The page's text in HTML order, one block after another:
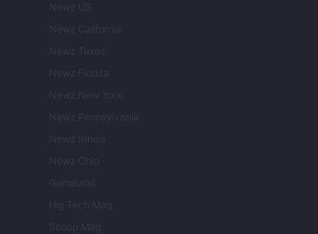
Newz US
Newz California
Newz Texas
Newz Florida
Newz New York
Newz Pennsylvania
Newz Illinois
Newz Ohio
Gameland
Hig Tech Mag
Scoop Mag